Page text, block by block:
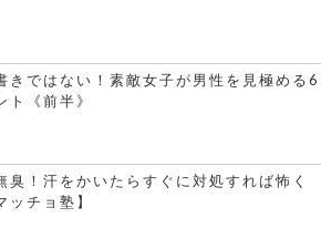
きではない！素敵女子が男性を見極める6
ト《前半》
臭！汗をかいたらすぐに対処すれば怖く
ッチョ塾】